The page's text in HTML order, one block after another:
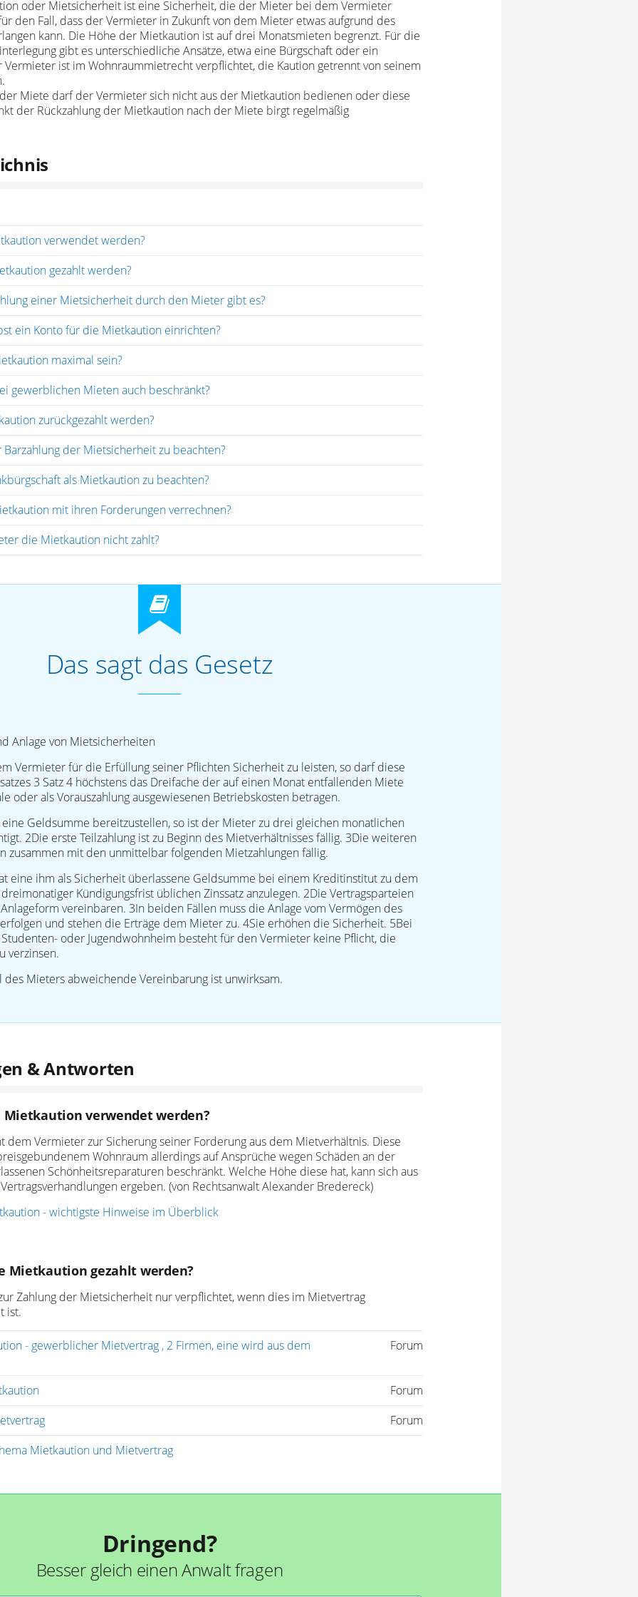
oder Mietsicherheit ist eine Sicherheit, die der Mieter bei dem Vermieter
den Fall, dass der Vermieter in Zukunft von dem Mieter etwas aufgrund des
kann. Die Höhe der Mietkaution ist auf drei Monatsmieten begrenzt. Für die
gibt es unterschiedliche Ansätze, etwa eine Bürgschaft oder ein
Vermieter ist im Wohnraummietrecht verpflichtet, die Kaution getrennt von seinem
Miete darf der Vermieter sich nicht aus der Mietkaution bedienen oder diese
der Rückzahlung der Mietkaution nach der Miete birgt regelmäßig
verwendet werden?
gezahlt werden?
einer Mietsicherheit durch den Mieter gibt es?
ein Konto für die Mietkaution einrichten?
maximal sein?
gewerblichen Mieten auch beschränkt?
zurückgezahlt werden?
der Mietsicherheit zu beachten?
als Mietkaution zu beachten?
mit ihren Forderungen verrechnen?
die Mietkaution nicht zahlt?
Das sagt das Gesetz
Anlage von Mietsicherheiten
Vermieter für die Erfüllung seiner Pflichten Sicherheit zu leisten, so darf diese
3 Satz 4 höchstens das Dreifache der auf einen Monat entfallenden Miete
oder als Vorauszahlung ausgewiesenen Betriebskosten betragen.
eine Geldsumme bereitzustellen, so ist der Mieter zu drei gleichen monatlichen
2Die erste Teilzahlung ist zu Beginn des Mietverhältnisses fällig. 3Die weiteren
zusammen mit den unmittelbar folgenden Mietzahlungen fällig.
eine ihm als Sicherheit überlassene Geldsumme bei einem Kreditinstitut zu dem
Kündigungsfrist üblichen Zinssatz anzulegen. 2Die Vertragsparteien
vereinbaren. 3In beiden Fällen muss die Anlage vom Vermögen des
und stehen die Erträge dem Mieter zu. 4Sie erhöhen die Sicherheit. 5Bei
oder Jugendwohnheim besteht für den Vermieter keine Pflicht, die
verzinsen.
des Mieters abweichende Vereinbarung ist unwirksam.
& Antworten
verwendet werden?
dem Vermieter zur Sicherung seiner Forderung aus dem Mietverhältnis. Diese
Wohnraum allerdings auf Ansprüche wegen Schäden an der
Schönheitsreparaturen beschränkt. Welche Höhe diese hat, kann sich aus
ergeben. (von Rechtsanwalt Alexander Bredereck)
- wichtigste Hinweise im Überblick
Mietkaution gezahlt werden?
Zahlung der Mietsicherheit nur verpflichtet, wenn dies im Mietvertrag
ist.
- gewerblicher Mietvertrag , 2 Firmen, eine wird aus dem Forum
Forum
Forum
Mietkaution und Mietvertrag
Dringend?
Besser gleich einen Anwalt fragen